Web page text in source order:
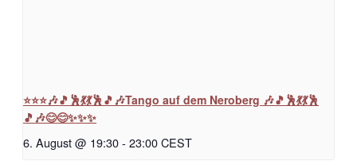
⭐⭐⭐🎶🎵🕺💃💃🕺🎵🎶Tango auf dem Neroberg 🎶🎵🕺💃💃🕺
🎵🎶😊😊✨✨✨
6. August @ 19:30- 23:00CEST